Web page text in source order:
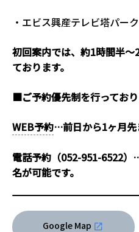
・エビス興産テレビ塔パー
初回案内では、約1時間半
ております。
■ご予約優先制を行っており
WEB予約…前日から1ヶ月先
電話予約（052-951-6522
名が可能です。
Google Map